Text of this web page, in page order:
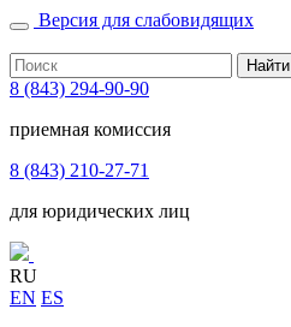
Версия для слабовидящих
Найти
8 (843) 294-90-90
приемная комиссия
8 (843) 210-27-71
для юридических лиц
RU
EN ES